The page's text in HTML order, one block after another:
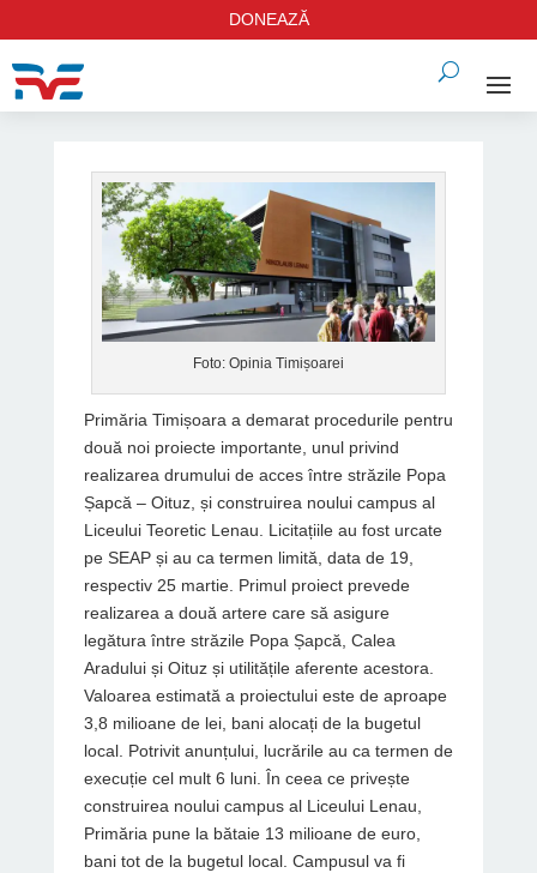
DONEAZĂ
Foto: Opinia Timișoarei
Primăria Timișoara a demarat procedurile pentru
două noi proiecte importante, unul privind
realizarea drumului de acces între străzile Popa
Șapcă – Oituz, și construirea noului campus al
Liceului Teoretic Lenau. Licitațiile au fost urcate
pe SEAP și au ca termen limită, data de 19,
respectiv 25 martie. Primul proiect prevede
realizarea a două artere care să asigure
legătura între străzile Popa Șapcă, Calea
Aradului și Oituz și utilitățile aferente acestora.
Valoarea estimată a proiectului este de aproape
3,8 milioane de lei, bani alocați de la bugetul
local. Potrivit anunțului, lucrările au ca termen de
execuție cel mult 6 luni. În ceea ce privește
construirea noului campus al Liceului Lenau,
Primăria pune la bătaie 13 milioane de euro,
bani tot de la bugetul local. Campusul va fi